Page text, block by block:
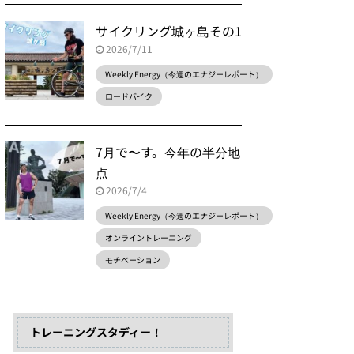
サイクリング城ヶ島その1
2026/7/11
Weekly Energy（今週のエナジーレポート）
ロードバイク
7月で〜す。今年の半分地
点
2026/7/4
Weekly Energy（今週のエナジーレポート）
オンライントレーニング
モチベーション
トレーニングスタディー！